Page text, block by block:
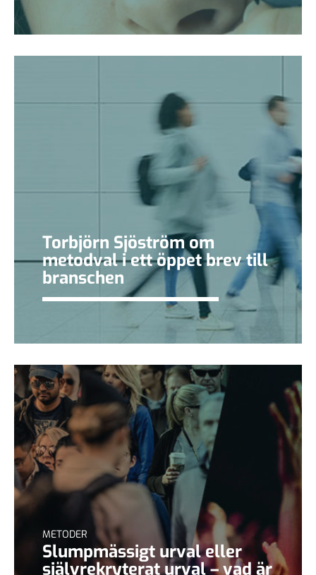
Torbjörn Sjöström om
metodval i ett öppet brev till
branschen
METODER
Slumpmässigt urval eller
självrekryterat urval – vad är